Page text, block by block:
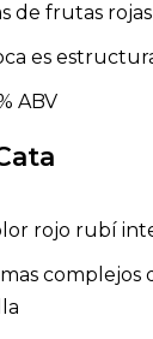
de frutas
es
ABV
rojo rubí
complejos